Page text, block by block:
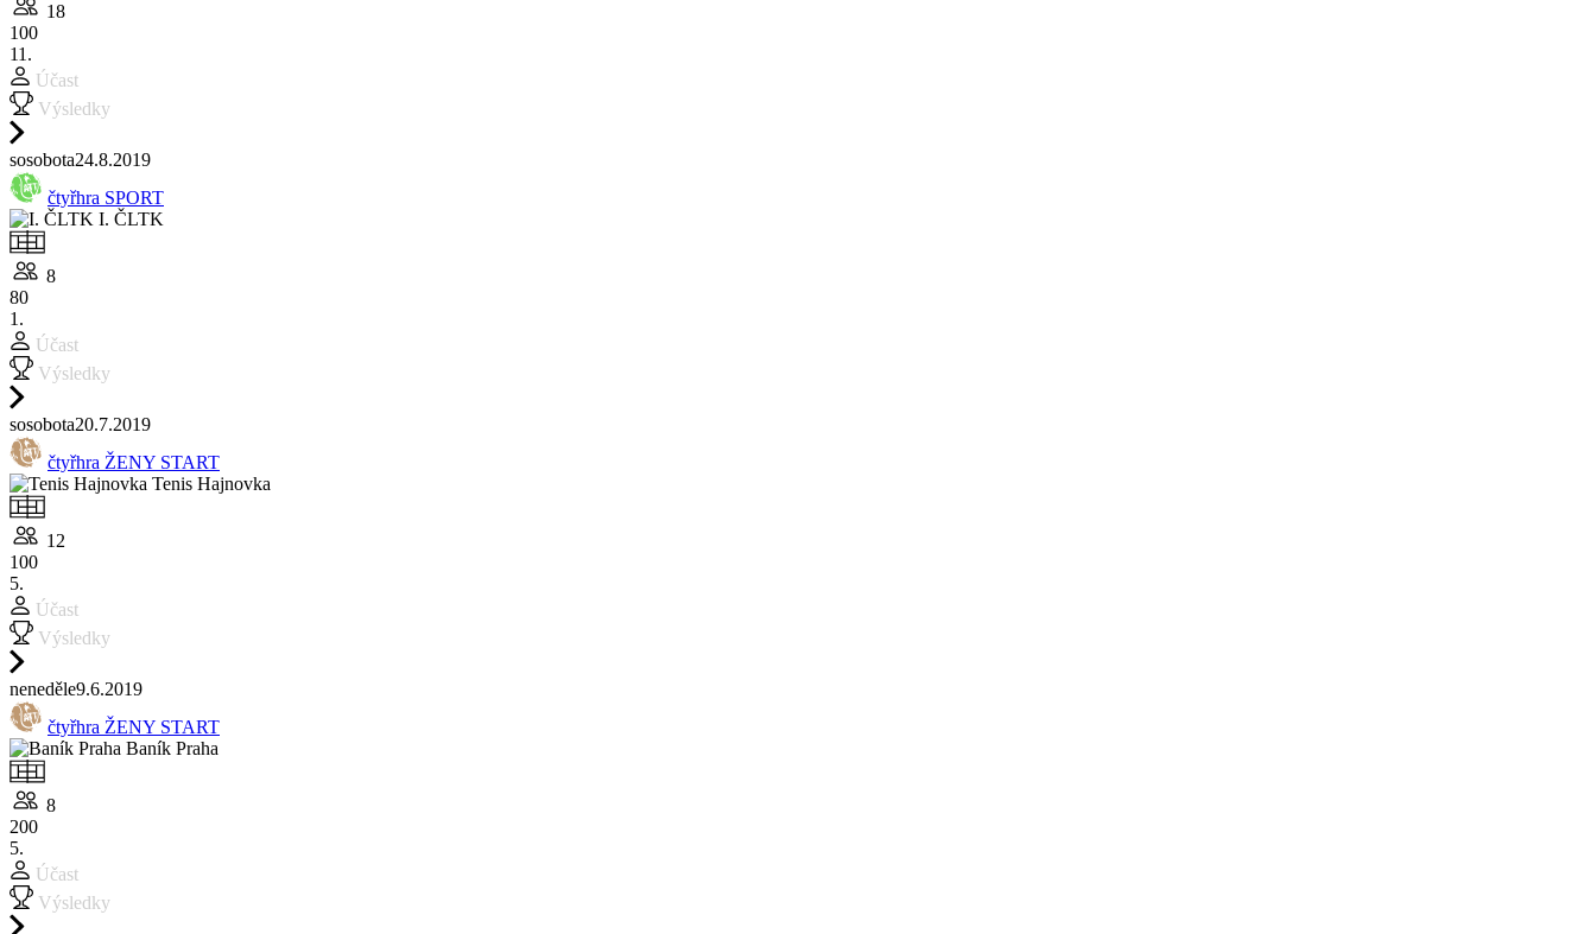
18
100
11.
Účast
Výsledky
sosobota24.8.2019
čtyřhra SPORT
I. ČLTK
8
80
1.
Účast
Výsledky
sosobota20.7.2019
čtyřhra ŽENY START
Tenis Hajnovka
12
100
5.
Účast
Výsledky
neneděle9.6.2019
čtyřhra ŽENY START
Baník Praha
8
200
5.
Účast
Výsledky